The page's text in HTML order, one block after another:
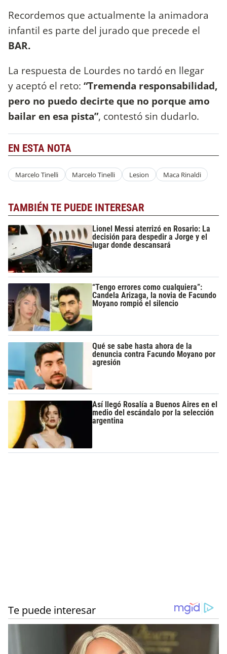
Recordemos que actualmente la animadora
infantil es parte del jurado que precede el
BAR.
La respuesta de Lourdes no tardó en llegar
y aceptó el reto: “Tremenda responsabilidad,
pero no puedo decirte que no porque amo
bailar en esa pista”, contestó sin dudarlo.
EN ESTA NOTA
Marcelo Tinelli Marcelo Tinelli Lesion Maca Rinaldi
TAMBIÉN TE PUEDE INTERESAR
Lionel Messi aterrizó en Rosario: La
decisión para despedir a Jorge y el
lugar donde descansará
“Tengo errores como cualquiera”:
Candela Arizaga, la novia de Facundo
Moyano rompió el silencio
Qué se sabe hasta ahora de la
denuncia contra Facundo Moyano por
agresión
Así llegó Rosalía a Buenos Aires en el
medio del escándalo por la selección
argentina